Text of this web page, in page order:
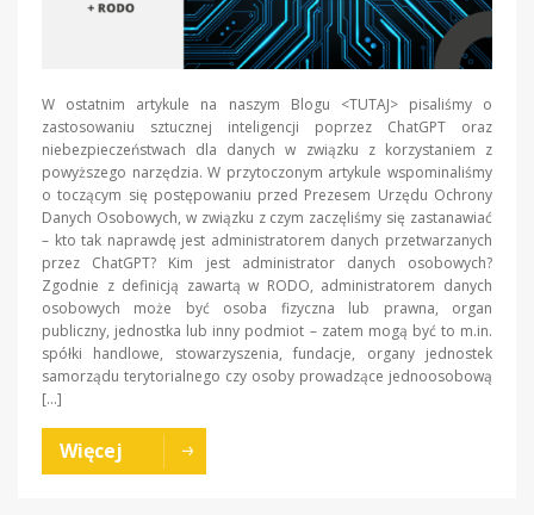
W ostatnim artykule na naszym Blogu <TUTAJ> pisaliśmy o
zastosowaniu sztucznej inteligencji poprzez ChatGPT oraz
niebezpieczeństwach dla danych w związku z korzystaniem z
powyższego narzędzia. W przytoczonym artykule wspominaliśmy
o toczącym się postępowaniu przed Prezesem Urzędu Ochrony
Danych Osobowych, w związku z czym zaczęliśmy się zastanawiać
– kto tak naprawdę jest administratorem danych przetwarzanych
przez ChatGPT? Kim jest administrator danych osobowych?
Zgodnie z definicją zawartą w RODO, administratorem danych
osobowych może być osoba fizyczna lub prawna, organ
publiczny, jednostka lub inny podmiot – zatem mogą być to m.in.
spółki handlowe, stowarzyszenia, fundacje, organy jednostek
samorządu terytorialnego czy osoby prowadzące jednoosobową
[…]
Więcej